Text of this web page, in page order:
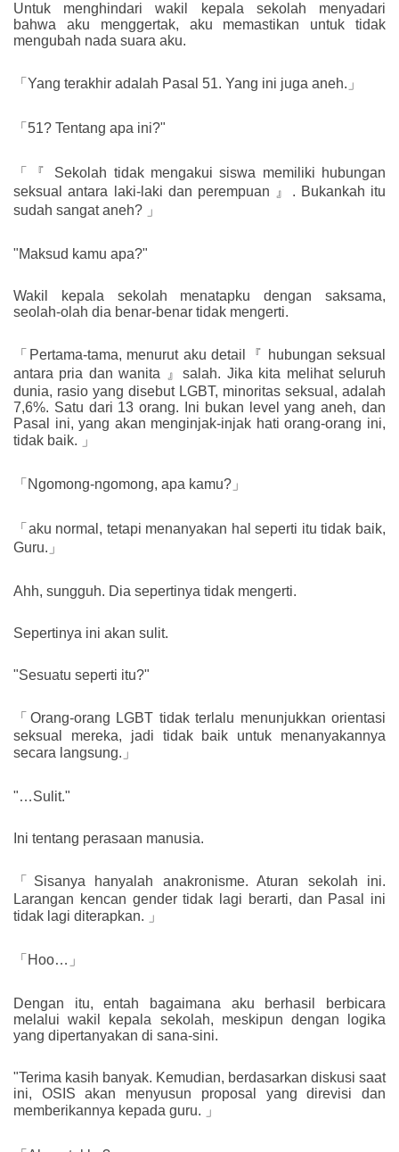
Untuk menghindari wakil kepala sekolah menyadari
bahwa aku menggertak, aku memastikan untuk tidak
mengubah nada suara aku.
「Yang terakhir adalah Pasal 51. Yang ini juga aneh.」
「51? Tentang apa ini?"
「『 Sekolah tidak mengakui siswa memiliki hubungan
seksual antara laki-laki dan perempuan 』. Bukankah itu
sudah sangat aneh? 」
"Maksud kamu apa?"
Wakil kepala sekolah menatapku dengan saksama,
seolah-olah dia benar-benar tidak mengerti.
「Pertama-tama, menurut aku detail『 hubungan seksual
antara pria dan wanita 』salah. Jika kita melihat seluruh
dunia, rasio yang disebut LGBT, minoritas seksual, adalah
7,6%. Satu dari 13 orang. Ini bukan level yang aneh, dan
Pasal ini, yang akan menginjak-injak hati orang-orang ini,
tidak baik. 」
「Ngomong-ngomong, apa kamu?」
「aku normal, tetapi menanyakan hal seperti itu tidak baik,
Guru.」
Ahh, sungguh. Dia sepertinya tidak mengerti.
Sepertinya ini akan sulit.
"Sesuatu seperti itu?"
「Orang-orang LGBT tidak terlalu menunjukkan orientasi
seksual mereka, jadi tidak baik untuk menanyakannya
secara langsung.」
"…Sulit."
Ini tentang perasaan manusia.
「Sisanya hanyalah anakronisme. Aturan sekolah ini.
Larangan kencan gender tidak lagi berarti, dan Pasal ini
tidak lagi diterapkan. 」
「Hoo…」
Dengan itu, entah bagaimana aku berhasil berbicara
melalui wakil kepala sekolah, meskipun dengan logika
yang dipertanyakan di sana-sini.
"Terima kasih banyak. Kemudian, berdasarkan diskusi saat
ini, OSIS akan menyusun proposal yang direvisi dan
memberikannya kepada guru. 」